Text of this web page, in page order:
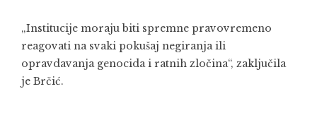
„Institucije moraju biti spremne pravovremeno
reagovati na svaki pokušaj negiranja ili
opravdavanja genocida i ratnih zločina“, zaključila
je Brčić.